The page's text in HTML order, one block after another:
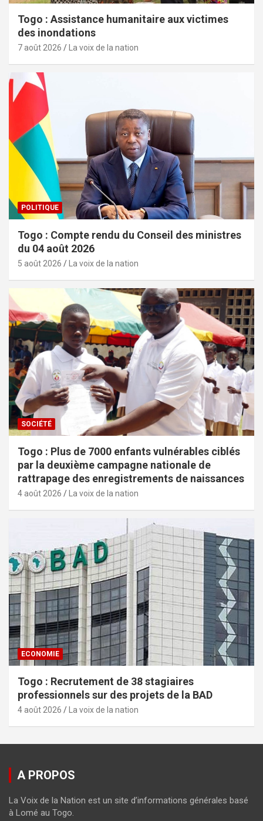
Togo : Assistance humanitaire aux victimes
des inondations
7 août 2026 La voix de la nation
POLITIQUE
Togo : Compte rendu du Conseil des ministres
du 04 août 2026
5 août 2026 La voix de la nation
SOCIÉTÉ
Togo : Plus de 7000 enfants vulnérables ciblés
par la deuxième campagne nationale de
rattrapage des enregistrements de naissances
4 août 2026 La voix de la nation
ECONOMIE
Togo : Recrutement de 38 stagiaires
professionnels sur des projets de la BAD
4 août 2026 La voix de la nation
A PROPOS
La Voix de la Nation est un site d’informations générales basé
à Lomé au Togo.